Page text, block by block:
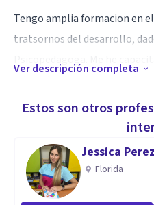
Tengo amplia formacion en
tratsornos del desarrollo,
Especialidad
Evaluacion neurocognitiva y
Aptitudes
Ver descripción completa
Estos son otros
Jessica
Florida